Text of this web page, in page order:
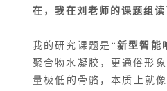
在，我在刘老师的课题组
我的研究课题是“新型智能
聚合物水凝胶，更通俗形
量极低的骨骼，本质上就